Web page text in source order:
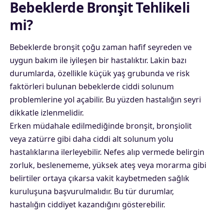
Bebeklerde Bronşit Tehlikeli
mi?
Bebeklerde bronşit çoğu zaman hafif seyreden ve
uygun bakım ile iyileşen bir hastalıktır. Lakin bazı
durumlarda, özellikle küçük yaş grubunda ve risk
faktörleri bulunan bebeklerde ciddi solunum
problemlerine yol açabilir. Bu yüzden hastalığın seyri
dikkatle izlenmelidir.
Erken müdahale edilmediğinde bronşit, bronşiolit
veya zatürre gibi daha ciddi alt solunum yolu
hastalıklarına ilerleyebilir. Nefes alıp vermede belirgin
zorluk, beslenememe, yüksek ateş veya morarma gibi
belirtiler ortaya çıkarsa vakit kaybetmeden sağlık
kuruluşuna başvurulmalıdır. Bu tür durumlar,
hastalığın ciddiyet kazandığını gösterebilir.